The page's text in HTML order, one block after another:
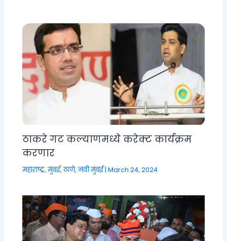
ठाकरे गट कल्याणमध्ये करेक्ट कार्यक्रम
करणार
महाराष्ट्र,मुंबई, ठाणे, नवी मुंबई|March 24, 2024